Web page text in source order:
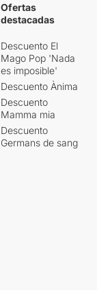
Ofertas
destacadas
Descuento El
Mago Pop 'Nada
es imposible'
Descuento Ànima
Descuento
Mamma mia
Descuento
Germans de sang